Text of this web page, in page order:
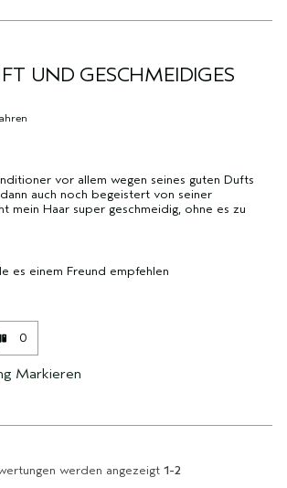
UND GESCHMEIDIGES
vor allem wegen seines guten Dufts
auch noch begeistert von seiner
mein Haar super geschmeidig, ohne es zu
es einem Freund empfehlen
0
Markieren
werden angezeigt 1-2